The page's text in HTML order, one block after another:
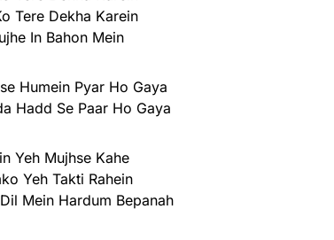
Tere Dekha Karein
In Bahon Mein
Humein Pyar Ho Gaya
Hadd Se Paar Ho Gaya
Yeh Mujhse Kahe
Yeh Takti Rahein
Mein Hardum Bepanah